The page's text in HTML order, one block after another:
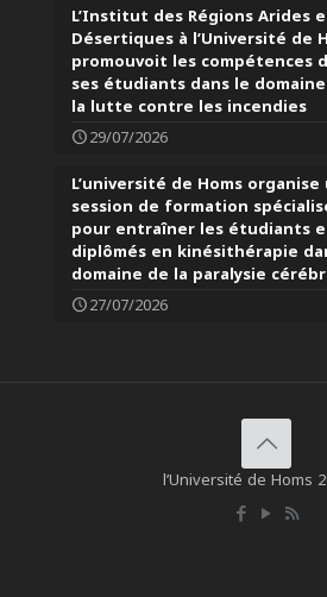
L’Institut des Régions Arides
Désertiques à l’Université de
promouvoit les compétences
ses étudiants dans le
la lutte contre les incendies
29/07/2026
L’université de Homs organise
session de formation
pour entraîner les étudiants
diplômés en kinésithérapie
domaine de la paralysie
27/07/2026
l’Université de Homs